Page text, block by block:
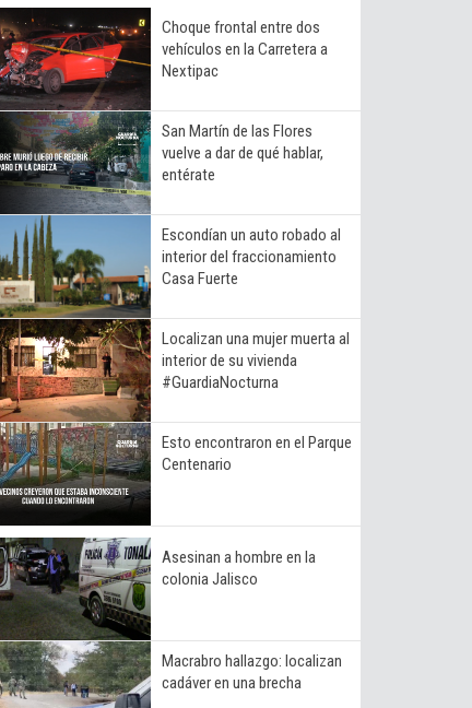
Choque frontal entre dos
vehículos en la Carretera a
Nextipac
San Martín de las Flores
vuelve a dar de qué hablar,
entérate
Escondían un auto robado al
interior del fraccionamiento
Casa Fuerte
Localizan una mujer muerta al
interior de su vivienda
#GuardiaNocturna
Esto encontraron en el Parque
Centenario
Asesinan a hombre en la
colonia Jalisco
Macrabro hallazgo: localizan
cadáver en una brecha